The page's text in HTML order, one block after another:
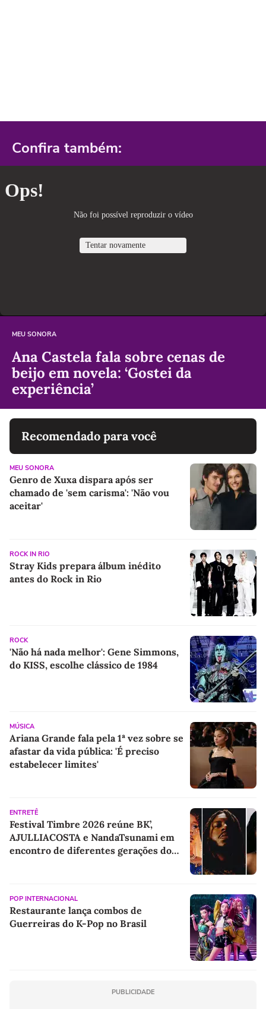
Confira também:
MEU SONORA
Ana Castela fala sobre cenas de
beijo em novela: ‘Gostei da
experiência’
Recomendado para você
MEU SONORA
Genro de Xuxa dispara após ser
chamado de 'sem carisma': 'Não vou
aceitar'
ROCK IN RIO
Stray Kids prepara álbum inédito
antes do Rock in Rio
ROCK
'Não há nada melhor': Gene Simmons,
do KISS, escolhe clássico de 1984
MÚSICA
Ariana Grande fala pela 1ª vez sobre se
afastar da vida pública: 'É preciso
estabelecer limites'
ENTRETÊ
Festival Timbre 2026 reúne BK’,
AJULLIACOSTA e NandaTsunami em
encontro de diferentes gerações do
POP INTERNACIONAL
Restaurante lança combos de
Guerreiras do K-Pop no Brasil
PUBLICIDADE